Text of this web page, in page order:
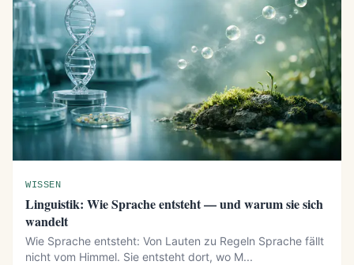
WISSEN
Linguistik: Wie Sprache entsteht — und warum sie sich
wandelt
Wie Sprache entsteht: Von Lauten zu Regeln Sprache fällt
nicht vom Himmel. Sie entsteht dort, wo M...